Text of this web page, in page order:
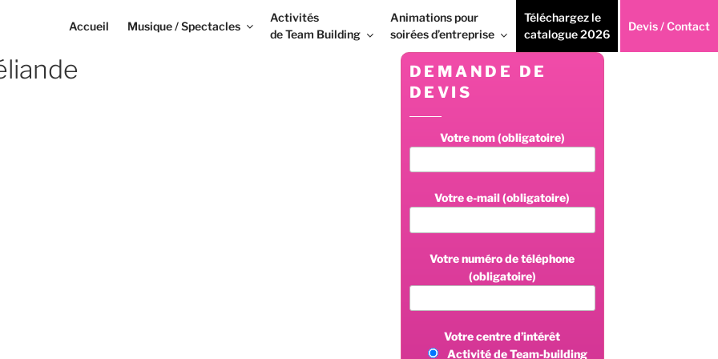
Accueil Musique / Spectacles
Activités
de Team Building
Animations pour
soirées d’entreprise
Téléchargez le
catalogue 2026
Devis / Contact
DEMANDE DE
DEVIS
Votre nom (obligatoire)
Votre e-mail (obligatoire)
Votre numéro de téléphone
(obligatoire)
Votre centre d’intérêt
Activité de Team-building